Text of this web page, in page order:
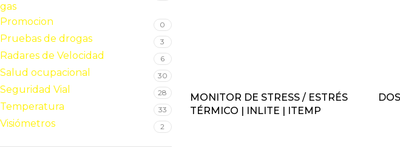
gas
Promocion 0
Pruebas de drogas 3
Radares de Velocidad 6
Salud ocupacional 30
Seguridad Vial 28
Temperatura 33
Visiómetros 2
MONITOR DE STRESS / ESTRÉS
TÉRMICO | INLITE | ITEMP